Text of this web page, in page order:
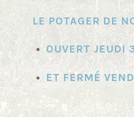
LE POTAGER DE
OUVERT JEUDI
ET FERMÉ